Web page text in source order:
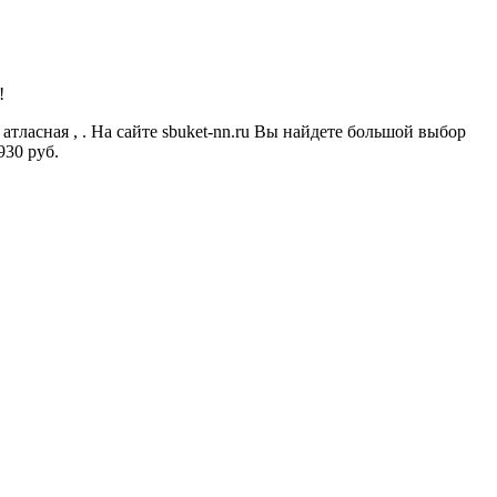
, . На сайте sbuket-nn.ru Вы найдете большой выбор
руб.